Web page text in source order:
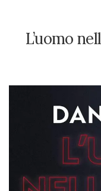
L’uomo